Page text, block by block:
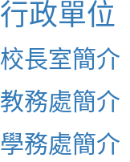
行政單位
校長室簡介
教務處簡介
學務處簡介